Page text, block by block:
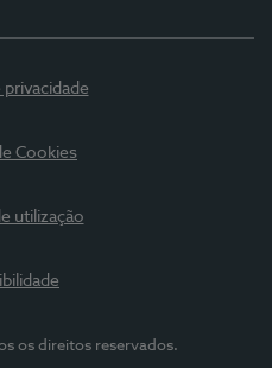
privacidade
Cookies
utilização
os direitos reservados.